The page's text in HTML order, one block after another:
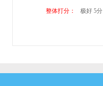
整体打分： 极好 5分